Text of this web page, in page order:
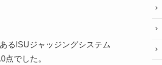
るISUジャッジングシステム
でした。